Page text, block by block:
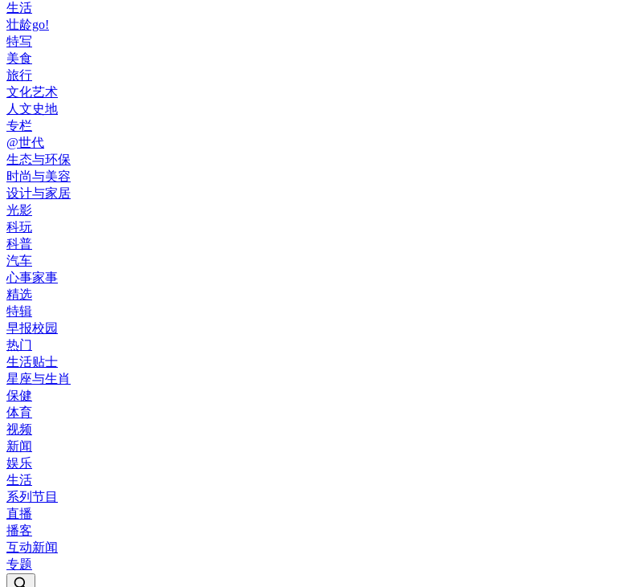
生活
壮龄go!
特写
美食
旅行
文化艺术
人文史地
专栏
@世代
生态与环保
时尚与美容
设计与家居
光影
科玩
科普
汽车
心事家事
精选
特辑
早报校园
热门
生活贴士
星座与生肖
保健
体育
视频
新闻
娱乐
生活
系列节目
直播
播客
互动新闻
专题